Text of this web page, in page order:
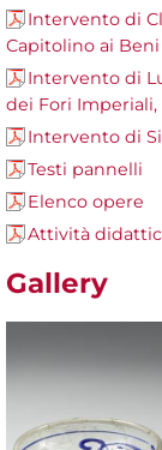
Intervento di
Capitolino ai
Intervento di
dei Fori Imperiali,
Intervento di
Testi pannelli
Elenco opere
Attività
Gallery